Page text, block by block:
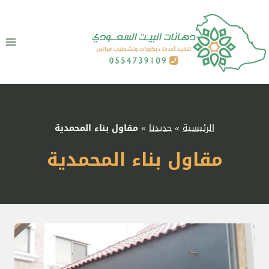
المحتوى
الرئيسية »جديدنا »مقاول بناء المحمدية
مقاول بناء المحمدية